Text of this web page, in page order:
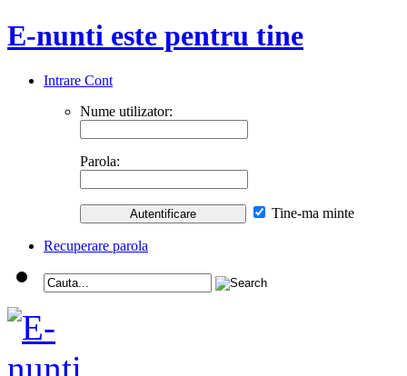
E-nunti este pentru tine
Intrare Cont
Nume utilizator:
Parola:
Tine-ma minte
Recuperare parola